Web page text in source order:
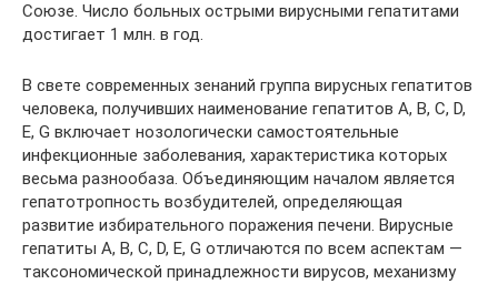
Союзе. Число больных острыми вирусными гепатитами
достигает 1 млн. в год.
В свете современных зенаний группа вирусных гепатитов
человека, получивших наименование гепатитов A, B, C, D,
E, G включает нозологически самостоятельные
инфекционные заболевания, характеристика которых
весьма разнообаза. Объединяющим началом является
гепатотропность возбудителей, определяющая
развитие избирательного поражения печени. Вирусные
гепатиты A, B, C, D, E, G отличаются по всем аспектам —
таксономической принадлежности вирусов, механизму